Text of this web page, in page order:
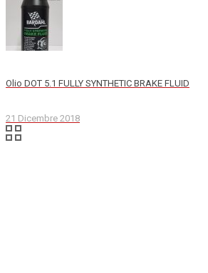
Olio DOT 5.1 FULLY SYNTHETIC BRAKE FLUID
21 Dicembre 2018